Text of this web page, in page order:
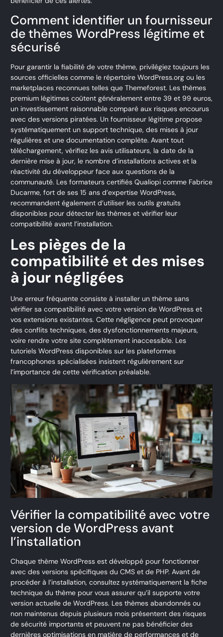
Comment identifier un fournisseur
de thèmes WordPress légitime et
sécurisé
Pour garantir la fiabilité de votre thème, privilégiez toujours les
sources officielles comme le répertoire WordPress.org ou les
marketplaces reconnues telles que Themeforest. Les thèmes
premium légitimes coûtent généralement entre 39 et 99 euros,
un investissement raisonnable comparé aux risques encourus
avec des versions piratées. Un fournisseur légitime propose
systématiquement un support technique, des mises à jour
régulières et une documentation complète. Avant tout
téléchargement, vérifiez les avis utilisateurs, la date de la
dernière mise à jour, le nombre d’installations actives et la
réactivité du développeur face aux questions de la
communauté. Les formateurs certifiés Qualiopi comme Fabrice
Ducarme, fort de ses 15 ans d’expertise WordPress,
recommandent également d’utiliser les outils gratuits
disponibles pour détecter les thèmes et vérifier leur
compatibilité avant l’installation.
Les pièges de la
compatibilité et des mises
à jour négligées
Une erreur fréquente consiste à installer un thème sans
vérifier sa compatibilité avec votre version de WordPress et
vos extensions existantes. Cette négligence peut provoquer
des conflits techniques, des dysfonctionnements majeurs,
voire rendre votre site complètement inaccessible. Les
tutoriels WordPress disponibles sur les plateformes
francophones spécialisées insistent régulièrement sur
l’importance de cette vérification préalable.
Vérifier la compatibilité avec votre
version de WordPress avant
l’installation
Chaque thème WordPress est développé pour fonctionner
avec des versions spécifiques du CMS et de PHP. Avant de
procéder à l’installation, consultez systématiquement la fiche
technique du thème pour vous assurer qu’il supporte votre
version actuelle de WordPress. Les thèmes abandonnés ou
non maintenus depuis plusieurs mois présentent des risques
de sécurité importants et peuvent ne pas bénéficier des
dernières optimisations en matière de performances et de